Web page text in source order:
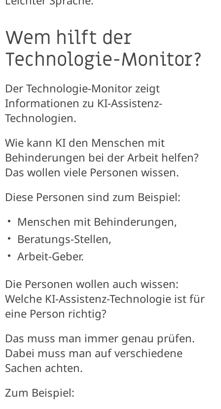
Wem hilft der
Technologie-Monitor?
Der Technologie-Monitor zeigt
Informationen zu KI-Assistenz-
Technologien.
Wie kann KI den Menschen mit
Behinderungen bei der Arbeit helfen?
Das wollen viele Personen wissen.
Diese Personen sind zum Beispiel:
Menschen mit Behinderungen,
Beratungs-Stellen,
Arbeit-Geber.
Die Personen wollen auch wissen:
Welche KI-Assistenz-Technologie ist für
eine Person richtig?
Das muss man immer genau prüfen.
Dabei muss man auf verschiedene
Sachen achten.
Zum Beispiel: